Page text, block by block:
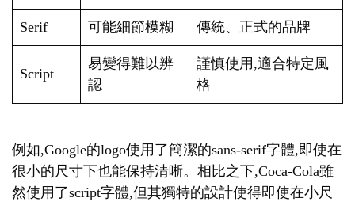
Serif 可能細節模糊 傳統、正式的品牌
Script
易變得難以辨
認
謹慎使用,適合特定風
格
例如,Google的logo使用了簡潔的sans-serif字體,即使在
很小的尺寸下也能保持清晰。相比之下,Coca-Cola雖
然使用了script字體,但其獨特的設計使得即使在小尺